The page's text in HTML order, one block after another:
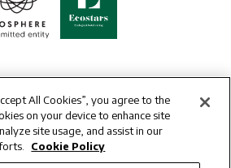
All Cookies”, you agree to the
on your device to enhance site
site usage, and assist in our
Cookie Policy